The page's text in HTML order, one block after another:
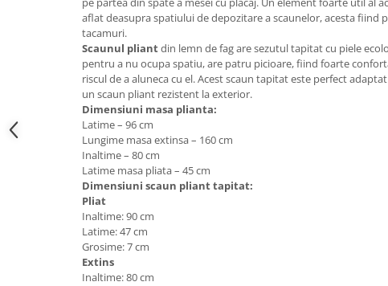
Seturi mobilier hol
Stender haine
Suport pentru umerase
Mobilier gradinita
Mese gradinita
Scaune gradinita
Set mese si scaune gradinita
Mobilier copii
Mobila camera copii
Scaune birou pentru copii
Saltele patuturi copii
aflat deasupra spatiului de depozitare a scaunelor, acesta fiind
tacamuri.
Scaunul pliantdin lemn de fag are sezutul tapitat cu piele
pentru a nu ocupa spatiu, are patru picioare, fiind foarte
riscul de a aluneca cu el. Acest scaun tapitat este perfect
un scaun pliant rezistent la exterior.
Dimensiuni masa plianta:
Latime – 96 cm
Lungime masa extinsa – 160 cm
Inaltime – 80 cm
Latime masa pliata – 45 cm
Dimensiuni scaun pliant tapitat:
Pliat
Inaltime: 90 cm
Latime: 47 cm
Grosime: 7 cm
Extins
Inaltime: 80 cm